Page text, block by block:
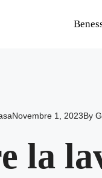
Novembre 1, 2023By
la